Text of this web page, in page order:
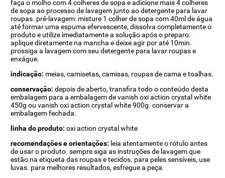
faça o molho com 4 colheres de sopa e adicione mais 4 colheres
de sopa ao processo de lavagem junto ao detergente para lavar
roupas. pré-lavagem: misture 1 colher de sopa com 40ml de água
até formar uma espuma efervescente, dissolva completamente o
produto e utilize imediatamente a solução após o preparo.
aplique diretamente na mancha e deixe agir por até 10min.
prossiga a lavagem com seu detergente para lavar roupas e
enxágue.
indicação: meias, camisetas, camisas, roupas de cama e toalhas.
conservação: depois de aberto, transfira todo o conteúdo desta
embalagem para a embalagem de vanish oxi action crystal white
450g ou vanish oxi action crystal white 900g. conservar a
embalagem fechada.
linha do produto: oxi action crystal white
recomendações e orientações: leia atentamente o rótulo antes
de usar o produto. sempre siga as instruções de lavagem que
estão na etiqueta das roupas e tecidos. para peles sensíveis, use
luvas. para melhores resultados, esfregue a peça.